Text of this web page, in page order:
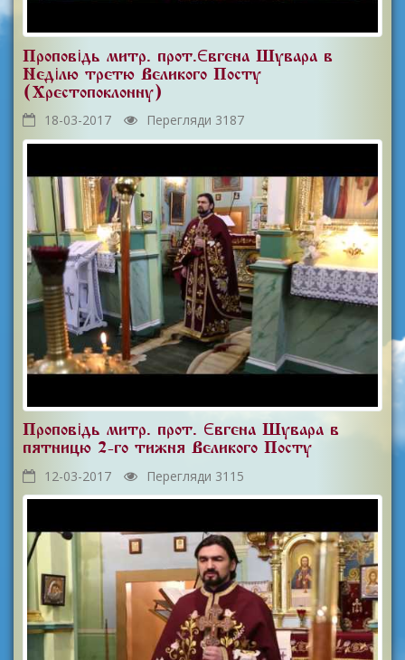
Проповідь митр. прот.Євгена Шувара в
Неділю третю Великого Посту
(Хрестопоклонну)
18-03-2017 Перегляди 3187
Проповідь митр. прот. Євгена Шувара в
пятницю 2-го тижня Великого Посту
12-03-2017 Перегляди 3115